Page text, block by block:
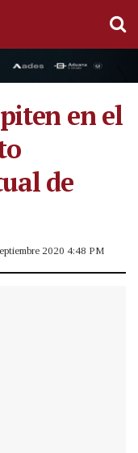
en el
de
2020 4:48 PM